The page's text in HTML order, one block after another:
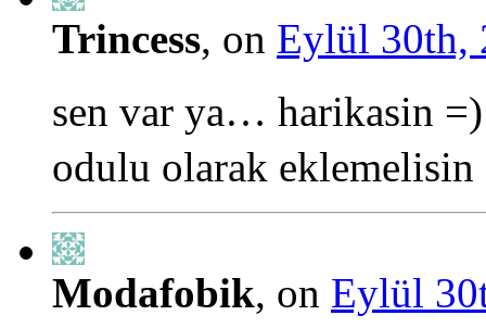
Trincess, on Eylül 30th,
sen var ya… harikasin
odulu olarak eklemelisin
Modafobik, on Eylül